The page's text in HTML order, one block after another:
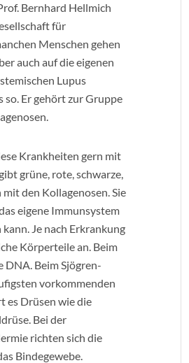
Bernhard Hellmich
für
Menschen gehen
auch auf die eigenen
Lupus
so. Er gehört zur Gruppe
Krankheiten gern mit
grüne, rote, schwarze,
mit den Kollagenosen. Sie
eigene Immunsystem
Je nach Erkrankung
Körperteile an. Beim
DNA. Beim Sjögren-
vorkommenden
es Drüsen wie die
Bei der
richten sich die
Bindegewebe.